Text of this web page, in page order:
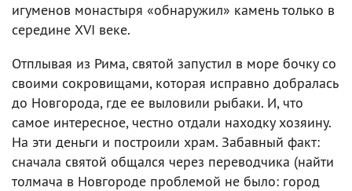
игуменов монастыря «обнаружил» камень только в
середине XVI веке.
Отплывая из Рима, святой запустил в море бочку со
своими сокровищами, которая исправно добралась
до Новгорода, где ее выловили рыбаки. И, что
самое интересное, честно отдали находку хозяину.
На эти деньги и построили храм. Забавный факт:
сначала святой общался через переводчика (найти
толмача в Новгороде проблемой не было: город